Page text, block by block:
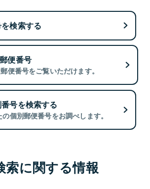
検索する
便番号
便番号をご覧いただけます。
号を検索する
個別郵便番号をお調べします。
索に関する情報